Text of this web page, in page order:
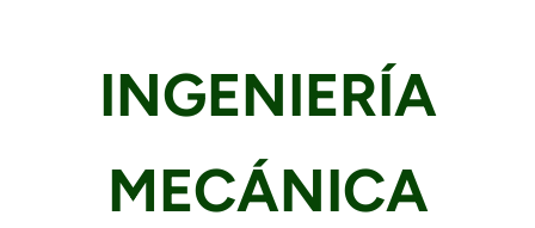
INGENIERÍA
MECÁNICA